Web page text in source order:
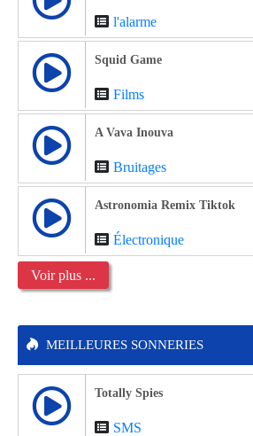
l'alarme
Squid Game
Films
A Vava Inouva
Bruitages
Astronomia Remix Tiktok
Électronique
Voir plus ...
MEILLEURES SONNERIES
Totally Spies
SMS